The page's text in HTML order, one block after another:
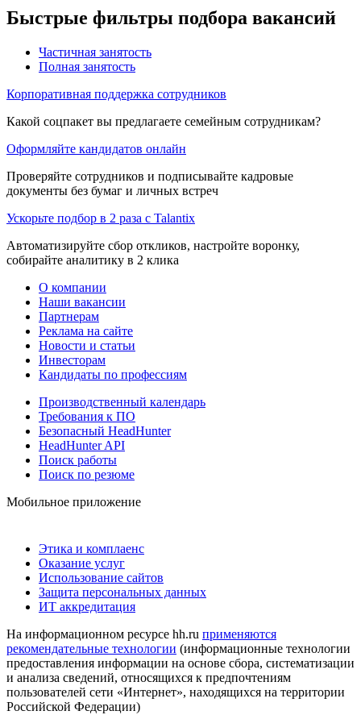
Быстрые фильтры подбора вакансий
Частичная занятость
Полная занятость
Корпоративная поддержка сотрудников
Какой соцпакет вы предлагаете семейным сотрудникам?
Оформляйте кандидатов онлайн
Проверяйте сотрудников и подписывайте кадровые
документы без бумаг и личных встреч
Ускорьте подбор в 2 раза с Talantix
Автоматизируйте сбор откликов, настройте воронку,
собирайте аналитику в 2 клика
О компании
Наши вакансии
Партнерам
Реклама на сайте
Новости и статьи
Инвесторам
Кандидаты по профессиям
Производственный календарь
Требования к ПО
Безопасный HeadHunter
HeadHunter API
Поиск работы
Поиск по резюме
Мобильное приложение
Этика и комплаенс
Оказание услуг
Использование сайтов
Защита персональных данных
ИТ аккредитация
На информационном ресурсе hh.ru применяются
рекомендательные технологии (информационные технологии
предоставления информации на основе сбора, систематизации
и анализа сведений, относящихся к предпочтениям
пользователей сети «Интернет», находящихся на территории
Российской Федерации)